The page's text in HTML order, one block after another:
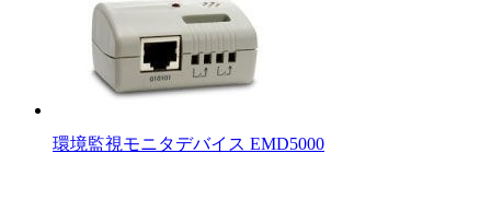
環境監視モニタデバイス EMD5000